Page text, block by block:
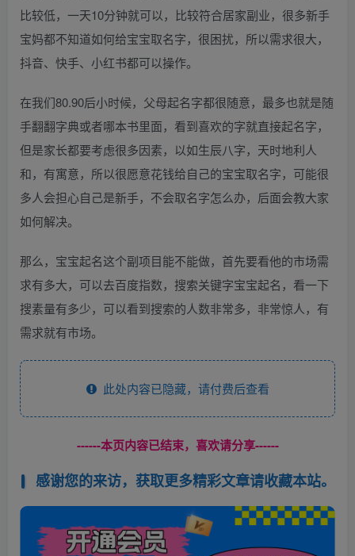
比较低，一天10分钟就可以，比较符合居家副业，很多新手
宝妈都不知道如何给宝宝取名字，很困扰，所以需求很大，
抖音、快手、小红书都可以操作。
在我们80.90后小时候，父母起名字都很随意，最多也就是随
手翻翻字典或者哪本书里面，看到喜欢的字就直接起名字，
但是家长都要考虑很多因素，以如生辰八字，天时地利人
和，有寓意，所以很愿意花钱给自己的宝宝取名字，可能很
多人会担心自己是新手，不会取名字怎么办，后面会教大家
如何解决。
那么，宝宝起名这个副项目能不能做，首先要看他的市场需
求有多大，可以去百度指数，搜索关键字宝宝起名，看一下
搜素量有多少，可以看到搜索的人数非常多，非常惊人，有
需求就有市场。
此处内容已隐藏，请付费后查看
------本页内容已结束，喜欢请分享------
感谢您的来访，获取更多精彩文章请收藏本站。